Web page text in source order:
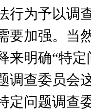
行为予以调
要加强。当
来明确“特
调查委员会
定问题调查